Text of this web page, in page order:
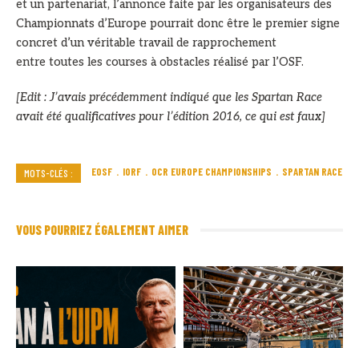
et un partenariat, l’annonce faite par les organisateurs des
Championnats d’Europe pourrait donc être le premier signe
concret d’un véritable travail de rapprochement
entre toutes les courses à obstacles réalisé par l’OSF.
[Edit : J’avais précédemment indiqué que les Spartan Race
avait été qualificatives pour l’édition 2016, ce qui est faux]
MOTS-CLÉS : EOSF IORF OCR EUROPE CHAMPIONSHIPS SPARTAN RACE
VOUS POURRIEZ ÉGALEMENT AIMER